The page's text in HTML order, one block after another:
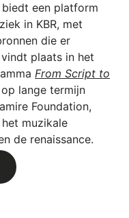
een platform
in KBR, met
die er
plaats in het
From Script to
lange termijn
Foundation,
muzikale
de renaissance.